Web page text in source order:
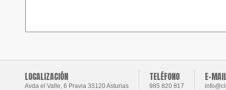
LOCALIZACIÓN
Avda el Valle, 6 Pravia 33120 Asturias
TELÉFONO
985 820 817
E-